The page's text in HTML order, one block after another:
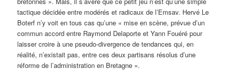
tactique décidée entre modérés et radicaux de l’Emsav. Hervé Le
Boterf n’y voit en tous cas qu’une « mise en scène, prévue d’un
commun accord entre Raymond Delaporte et Yann Fouéré pour
laisser croire à une pseudo-divergence de tendances qui, en
réalité, n’existait pas, entre ces deux partisans résolus d’une
réforme de l’administration en Bretagne ».